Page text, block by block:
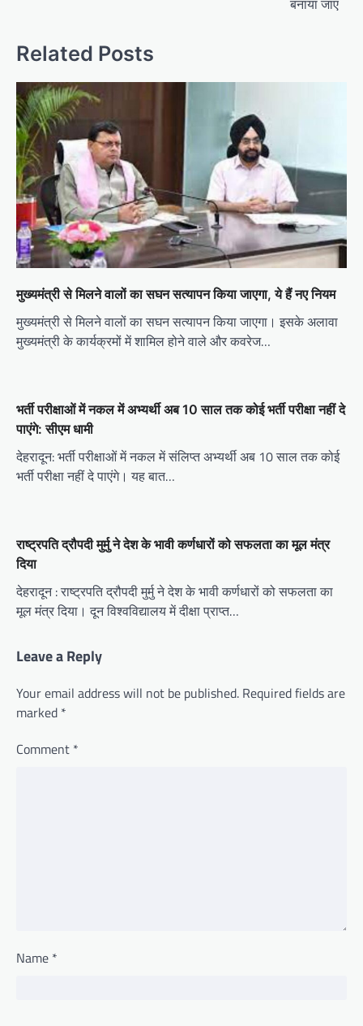
a
i
g
a
t
i
o
n
बनाया जाए
Related Posts
मुख्यमंत्री से मिलने वालों का सघन सत्यापन किया जाएगा, ये हैं नए नियम
मुख्यमंत्री से मिलने वालों का सघन सत्यापन किया जाएगा। इसके अलावा
मुख्यमंत्री के कार्यक्रमों में शामिल होने वाले और कवरेज…
भर्ती परीक्षाओं में नकल में अभ्‍यर्थी अब 10 साल तक कोई भर्ती परीक्षा नहीं दे
पाएंगे: सीएम धामी
देहरादून: भर्ती परीक्षाओं में नकल में संलिप्‍त अभ्‍यर्थी अब 10 साल तक कोई
भर्ती परीक्षा नहीं दे पाएंगे। यह बात…
राष्ट्रपति द्रौपदी मुर्मु ने देश के भावी कर्णधारों को सफलता का मूल मंत्र
दिया
देहरादून : राष्ट्रपति द्रौपदी मुर्मु ने देश के भावी कर्णधारों को सफलता का
मूल मंत्र दिया। दून विश्वविद्यालय में दीक्षा प्राप्त…
Leave a Reply
Your email address will not be published. Required fields are
marked *
Comment *
Name *